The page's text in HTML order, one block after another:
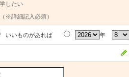
したい
※詳細記入必須）
いいものがあれば 年